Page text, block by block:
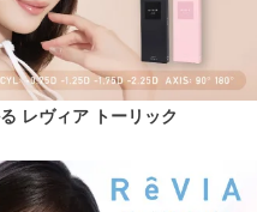
レヴィア トーリック